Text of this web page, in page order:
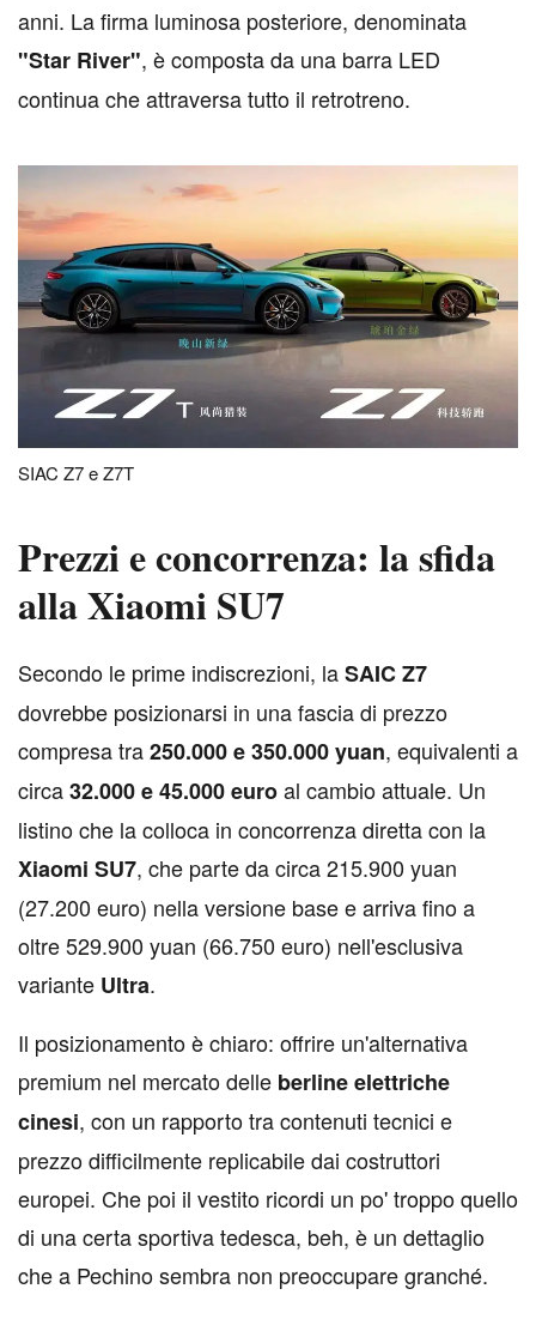
anni. La firma luminosa posteriore, denominata
"Star River", è composta da una barra LED
continua che attraversa tutto il retrotreno.
SIAC Z7 e Z7T
Prezzi e concorrenza: la sfida
alla Xiaomi SU7
Secondo le prime indiscrezioni, laSAIC Z7
dovrebbe posizionarsi in una fascia di prezzo
compresa tra250.000 e 350.000 yuan, equivalenti a
circa32.000 e 45.000 euroal cambio attuale. Un
listino che la colloca in concorrenza diretta con la
Xiaomi SU7, che parte da circa 215.900 yuan
(27.200 euro) nella versione base e arriva fino a
oltre 529.900 yuan (66.750 euro) nell'esclusiva
variante Ultra.
Il posizionamento è chiaro: offrire un'alternativa
premium nel mercato delle berline elettriche
cinesi, con un rapporto tra contenuti tecnici e
prezzo difficilmente replicabile dai costruttori
europei. Che poi il vestito ricordi un po' troppo quello
di una certa sportiva tedesca, beh, è un dettaglio
che a Pechino sembra non preoccupare granché.